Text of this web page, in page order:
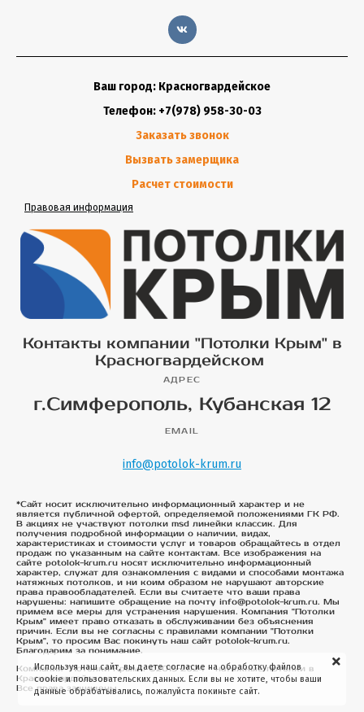
Ваш город: Красногвардейское
Телефон: +7(978) 958-30-03
Заказать звонок
Вызвать замерщика
Расчет стоимости
Правовая информация
Контакты компании "Потолки Крым" в
Красногвардейском
АДРЕС
г.Симферополь, Кубанская 12
EMAIL
info@potolok-krum.ru
*Сайт носит исключительно информационный характер и не
является публичной офертой, определяемой положениями ГК РФ.
В акциях не участвуют потолки msd линейки классик. Для
получения подробной информации о наличии, видах,
характеристиках и стоимости услуг и товаров обращайтесь в отдел
продаж по указанным на сайте контактам. Все изображения на
сайте potolok-krum.ru носят исключительно информационный
характер, служат для ознакомления с видами и способами монтажа
натяжных потолков, и ни коим образом не нарушают авторские
права правообладателей. Если вы считаете что ваши права
нарушены: напишите обращение на почту info@potolok-krum.ru. Мы
примем все меры для устранения нарушения. Компания "Потолки
Крым" имеет право отказать в обслуживании без объяснения
причин. Если вы не согласны с правилами компании "Потолки
Крым", то просим Вас покинуть наш сайт potolok-krum.ru.
Благодарим за понимание.
Компания "Потолки Крым". ©2015-2024 - натяжные потолки в
Красногвардейском
Все права защищены
Используя наш сайт, вы даете согласие на обработку файлов
cookie и пользовательских данных. Если вы не хотите, чтобы ваши
данные обрабатывались, пожалуйста покиньте сайт.